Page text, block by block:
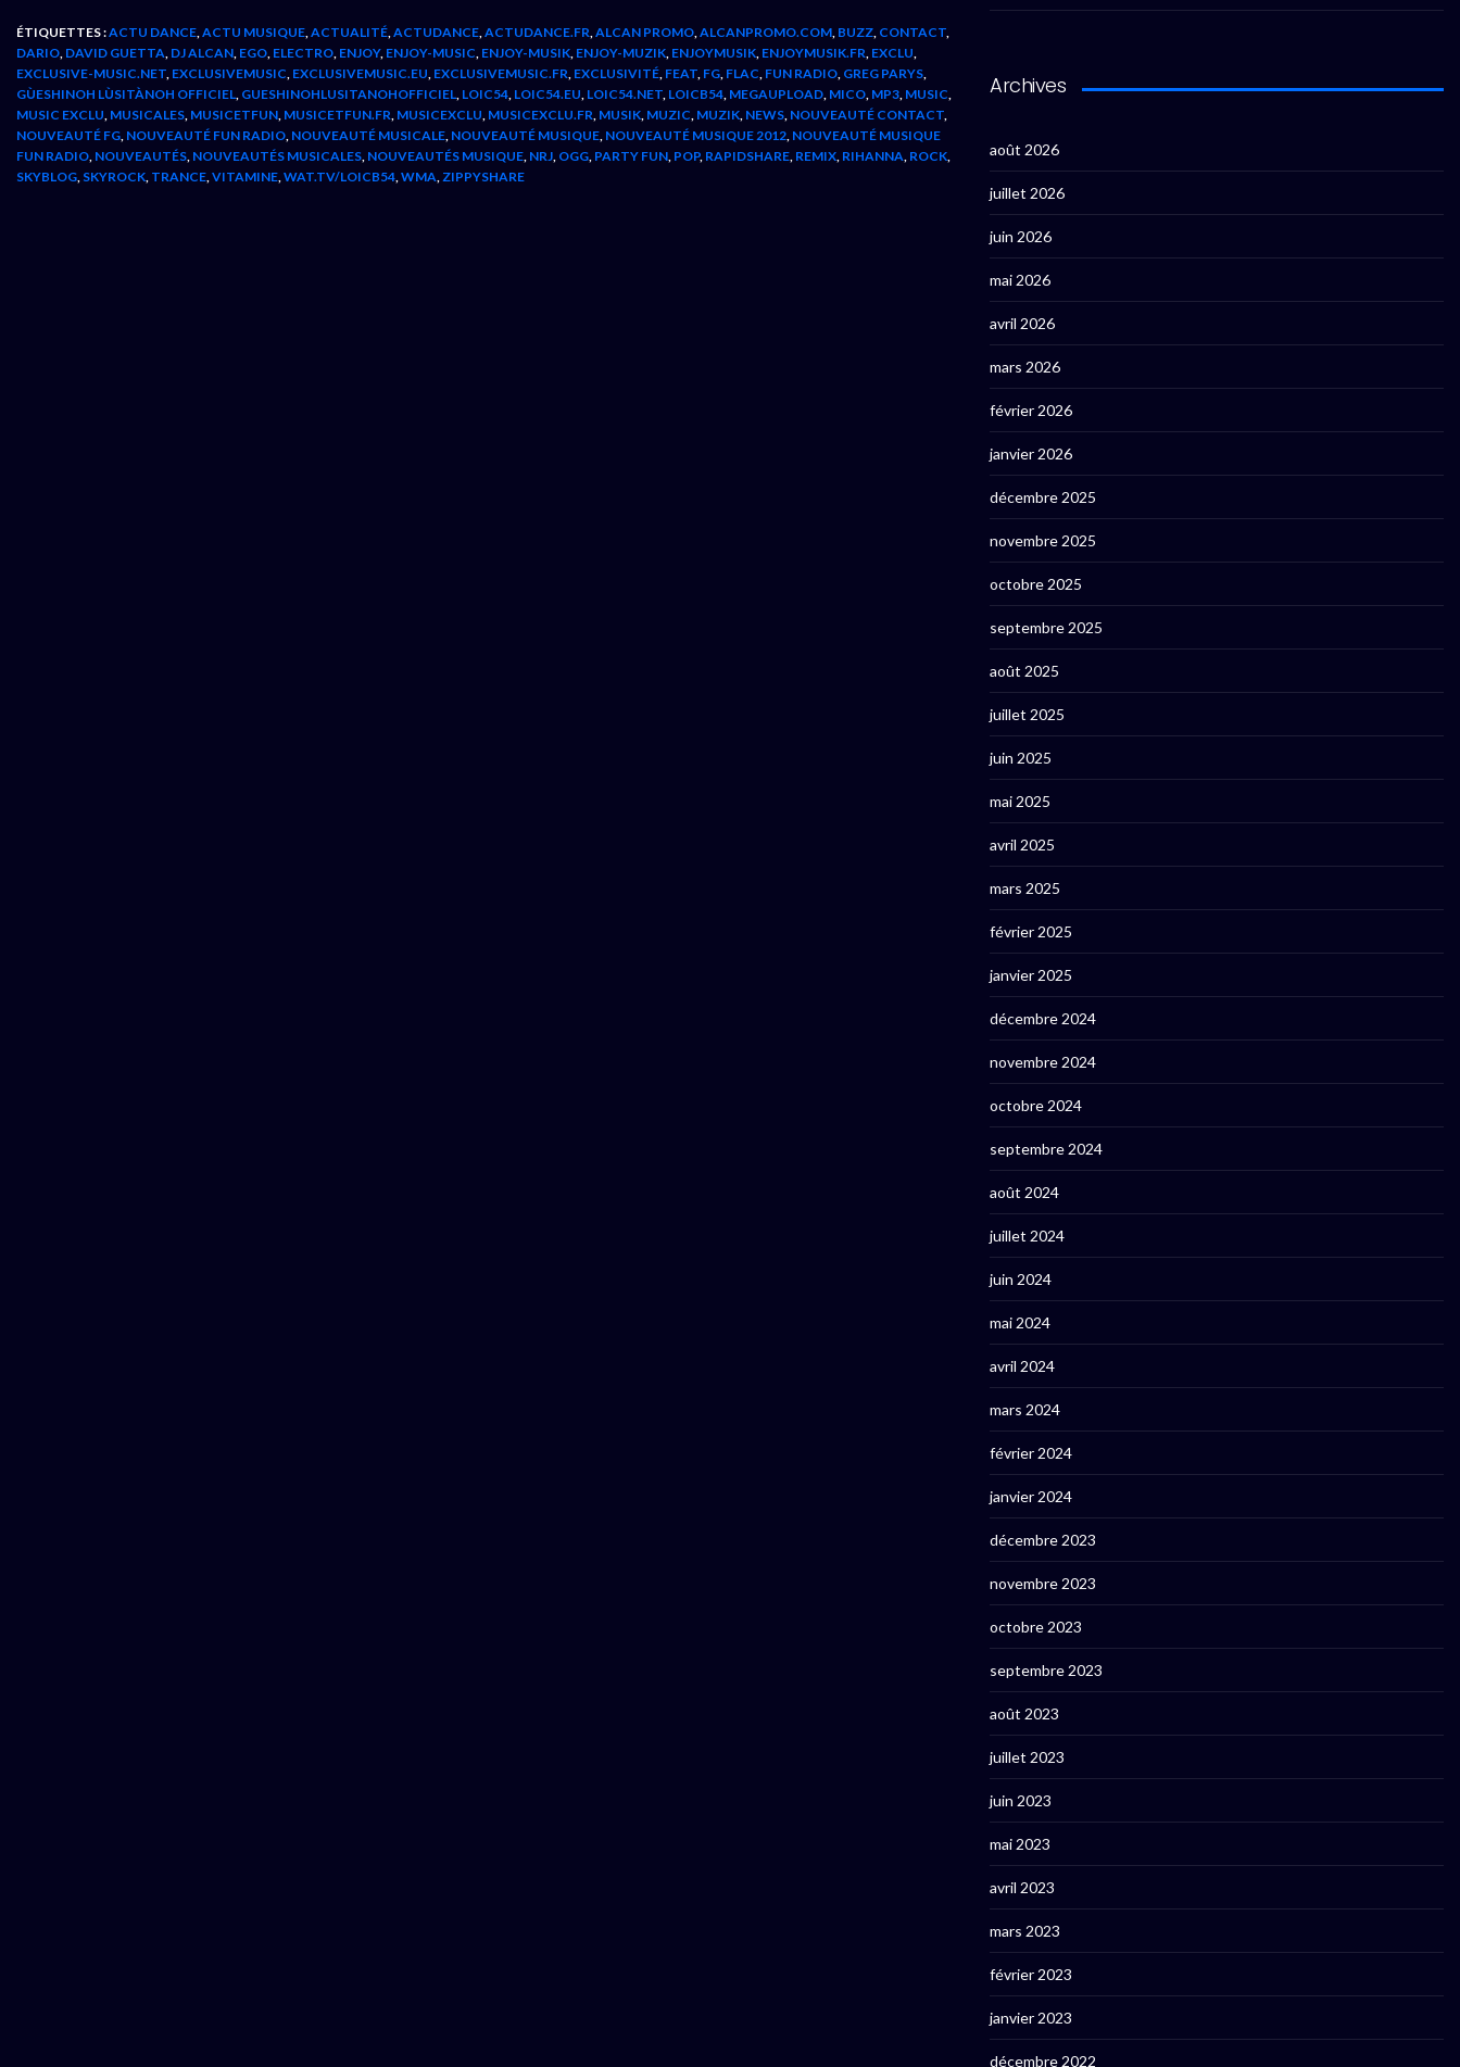
ÉTIQUETTES :ACTU DANCE ACTU MUSIQUE ACTUALITÉ ACTUDANCE ACTUDANCE.FR ALCAN PROMO ALCANPROMO.COM BUZZ CONTACT
DARIO DAVID GUETTA DJ ALCAN EGO ELECTRO ENJOY, ENJOY-MUSIC ENJOY-MUSIK ENJOY-MUZIK ENJOYMUSIK ENJOYMUSIK.FR EXCLU
EXCLUSIVE-MUSIC.NET EXCLUSIVEMUSIC EXCLUSIVEMUSIC.EU EXCLUSIVEMUSIC.FR EXCLUSIVITÉ FEAT FG FLAC FUN RADIO GREG PARYS
GÙESHINOH LÙSITÀNOH OFFICIEL GUESHINOHLUSITANOHOFFICIEL LOIC54 LOIC54.EU LOIC54.NET LOICB54 MEGAUPLOAD MICO MP3 MUSIC
MUSIC EXCLU MUSICALES MUSICETFUN MUSICETFUN.FR MUSICEXCLU MUSICEXCLU.FR MUSIK MUZIC MUZIK NEWS NOUVEAUTÉ CONTACT
NOUVEAUTÉ FG NOUVEAUTÉ FUN RADIO NOUVEAUTÉ MUSICALE NOUVEAUTÉ MUSIQUE NOUVEAUTÉ MUSIQUE 2012 NOUVEAUTÉ MUSIQUE
FUN RADIO NOUVEAUTÉS NOUVEAUTÉS MUSICALES NOUVEAUTÉS MUSIQUE NRJ OGG PARTY FUN POP, RAPIDSHARE REMIX RIHANNA ROCK
SKYBLOG SKYROCK TRANCE VITAMINE WAT.TV/LOICB54 WMA ZIPPYSHARE
Archives
août 2026
juillet 2026
juin 2026
mai 2026
avril 2026
mars 2026
février 2026
janvier 2026
décembre 2025
novembre 2025
octobre 2025
septembre 2025
août 2025
juillet 2025
juin 2025
mai 2025
avril 2025
mars 2025
février 2025
janvier 2025
décembre 2024
novembre 2024
octobre 2024
septembre 2024
août 2024
juillet 2024
juin 2024
mai 2024
avril 2024
mars 2024
février 2024
janvier 2024
décembre 2023
novembre 2023
octobre 2023
septembre 2023
août 2023
juillet 2023
juin 2023
mai 2023
avril 2023
mars 2023
février 2023
janvier 2023
décembre 2022